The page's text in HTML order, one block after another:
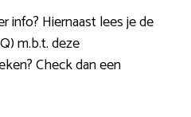
info? Hiernaast lees je de
m.b.t. deze
Check dan een